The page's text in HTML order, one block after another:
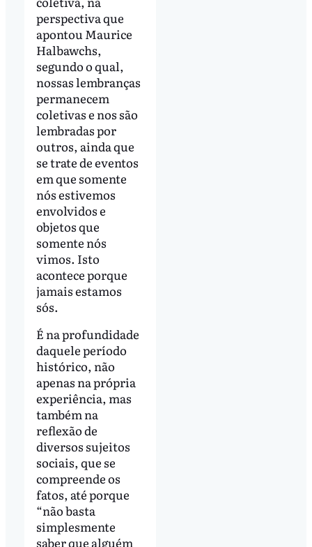
perspectiva que
apontou Maurice
Halbawchs,
segundo o qual,
nossas lembranças
permanecem
coletivas e nos são
lembradas por
outros, ainda que
se trate de eventos
em que somente
nós estivemos
envolvidos e
objetos que
somente nós
vimos. Isto
acontece porque
jamais estamos
sós.
É na profundidade
daquele período
histórico, não
apenas na própria
experiência, mas
também na
reflexão de
diversos sujeitos
sociais, que se
compreende os
fatos, até porque
“não basta
simplesmente
saber que alguém